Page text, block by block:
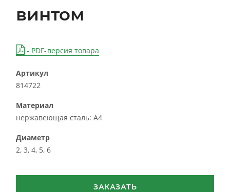
винтом
- PDF-версия товара
Артикул
814722
Материал
нержавеющая сталь: A4
Диаметр
2, 3, 4, 5, 6
ЗАКАЗАТЬ